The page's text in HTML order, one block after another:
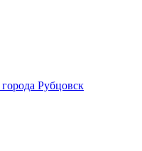
Рубцовск